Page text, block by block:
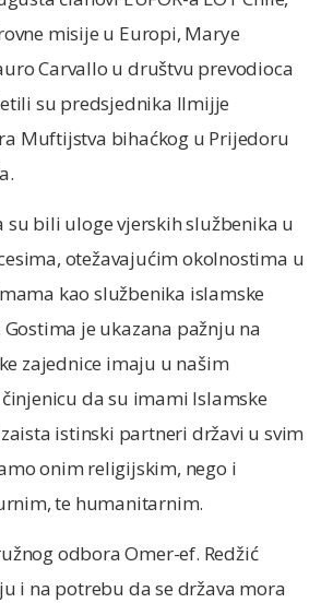
misije u Europi, Marye
Carvallo u društvu prevodioca
su predsjednika Ilmijje
Muftijstva bihaćkog u Prijedoru
su bili uloge vjerskih službenika u
otežavajućim okolnostima u
kao službenika islamske
je ukazana pažnju na
zajednice imaju u našim
da su imami Islamske
istinski partneri državi u svim
onim religijskim, nego i
te humanitarnim.
odbora Omer-ef. Redžić
i na potrebu da se država mora